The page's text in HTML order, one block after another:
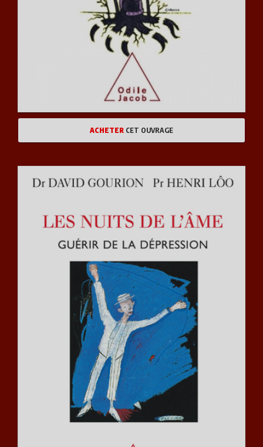
ACHETER CET OUVRAGE